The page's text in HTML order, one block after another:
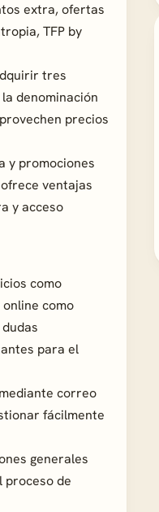
extra, ofertas
TFP by
tres
denominación
precios
y promociones
ventajas
y acceso
como
como
para el
correo
fácilmente
generales
proceso de